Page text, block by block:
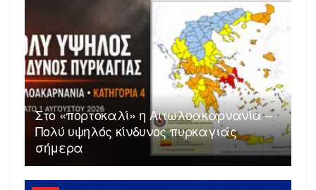
Στο «πορτοκαλί» η Αιτωλοακαρνανία –
Πολύ υψηλός κίνδυνος πυρκαγιάς
σήμερα